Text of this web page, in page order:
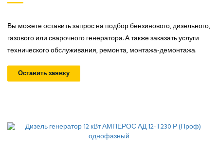
Вы можете оставить запрос на подбор бензинового, дизельного,
газового или сварочного генератора. А также заказать услуги
технического обслуживания, ремонта, монтажа-демонтажа.
Оставить заявку